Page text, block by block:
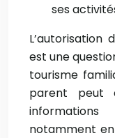
ses
L’autorisation
est une
tourisme
parent peut
notamment